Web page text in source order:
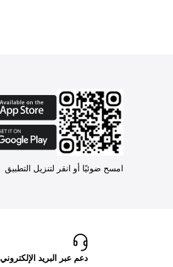
امسح ضوئيًا أو انقر لتنزيل التطبيق
دعم عبر البريد الإلكتروني 24 × 7